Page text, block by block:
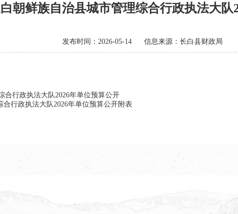
朝鲜族自治县城市管理综合行政执法大队
发布时间：2026-05-14 信息来源：长白县财政局
合行政执法大队2026年单位预算公开
行政执法大队2026年单位预算公开附表